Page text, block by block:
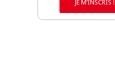
JE M’INSCRIS !